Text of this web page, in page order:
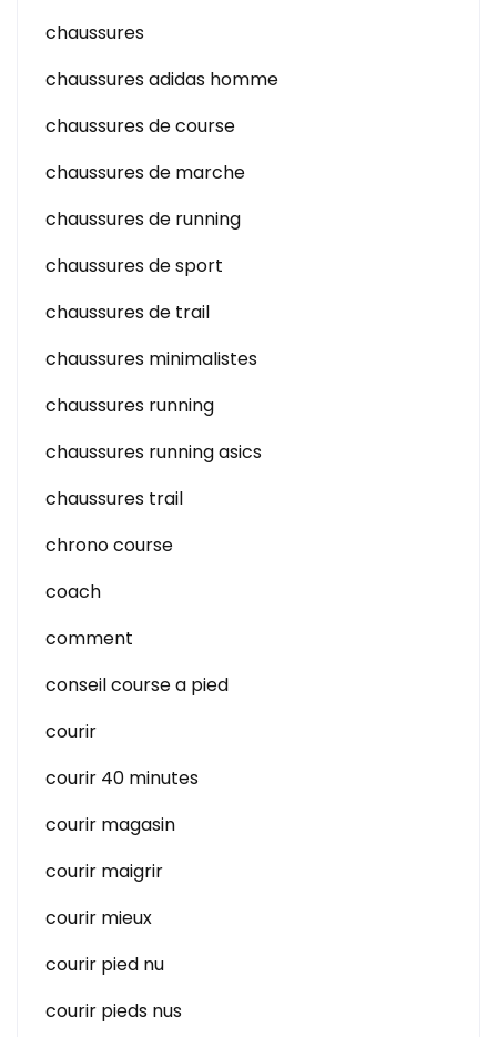
chaussures
chaussures adidas homme
chaussures de course
chaussures de marche
chaussures de running
chaussures de sport
chaussures de trail
chaussures minimalistes
chaussures running
chaussures running asics
chaussures trail
chrono course
coach
comment
conseil course a pied
courir
courir 40 minutes
courir magasin
courir maigrir
courir mieux
courir pied nu
courir pieds nus